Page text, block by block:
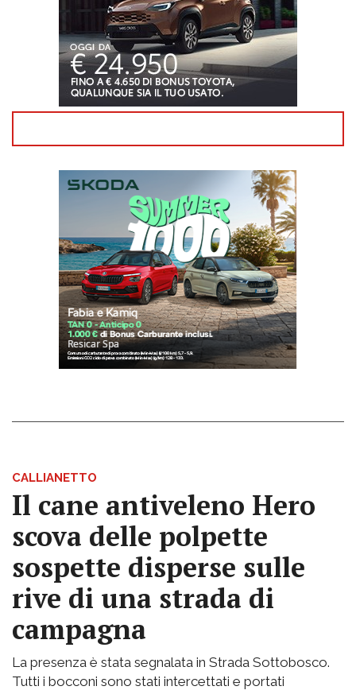
CALLIANETTO
Il cane antiveleno Hero
scova delle polpette
sospette disperse sulle
rive di una strada di
campagna
La presenza è stata segnalata in Strada Sottobosco.
Tutti i bocconi sono stati intercettati e portati